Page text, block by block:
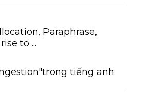
Paraphrase,
to ...
tiếng anh